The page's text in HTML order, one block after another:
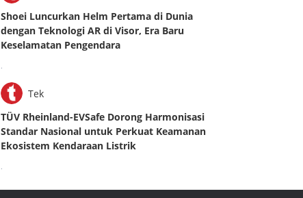
Shoei Luncurkan Helm Pertama di Dunia
dengan Teknologi AR di Visor, Era Baru
Keselamatan Pengendara
.
Tek
TÜV Rheinland-EVSafe Dorong Harmonisasi
Standar Nasional untuk Perkuat Keamanan
Ekosistem Kendaraan Listrik
.